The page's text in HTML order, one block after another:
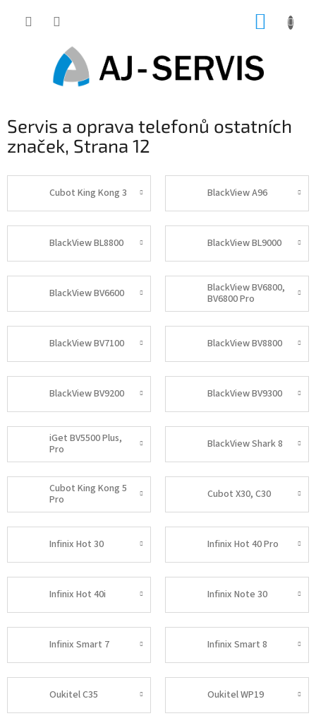
Servis a oprava telefonů ostatních
značek, Strana 12
Cubot King Kong 3 BlackView A96
BlackView BL8800 BlackView BL9000
BlackView BV6600
BlackView BV6800,
BV6800 Pro
BlackView BV7100 BlackView BV8800
BlackView BV9200 BlackView BV9300
iGet BV5500 Plus,
Pro
BlackView Shark 8
Cubot King Kong 5
Pro
Cubot X30, C30
Infinix Hot 30 Infinix Hot 40 Pro
Infinix Hot 40i Infinix Note 30
Infinix Smart 7 Infinix Smart 8
Oukitel C35 Oukitel WP19